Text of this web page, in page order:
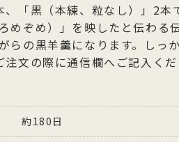
「黒（本練、粒なし）」2本
めぞめ）」を映したと伝わ
らの黒羊羹になります。しっ
文の際に通信欄へご記入く
約180日